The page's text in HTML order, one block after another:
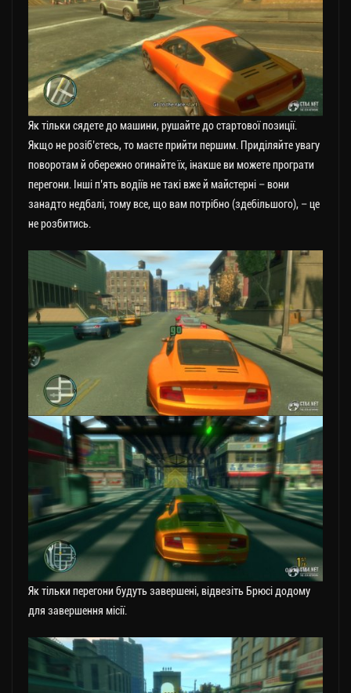
Як тільки сядете до машини, рушайте до стартової позиції.
Якщо не розіб’єтесь, то маєте прийти першим. Приділяйте увагу
поворотам й обережно огинайте їх, інакше ви можете програти
перегони. Інші п’ять водіїв не такі вже й майстерні – вони
занадто недбалі, тому все, що вам потрібно (здебільшого), – це
не розбитись.
Як тільки перегони будуть завершені, відвезіть Брюсі додому
для завершення місії.